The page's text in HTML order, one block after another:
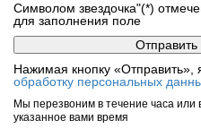
Символом звездочка"(*)
для заполнения поле
Нажимая кнопку «Отправить»,
обработку персональных
Мы перезвоним в течение часа или
указанное вами время